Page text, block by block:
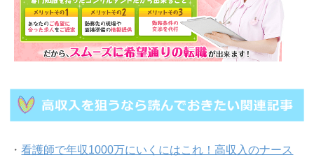
・看護師で年収1000万にいくにはこれ！高収入のナース